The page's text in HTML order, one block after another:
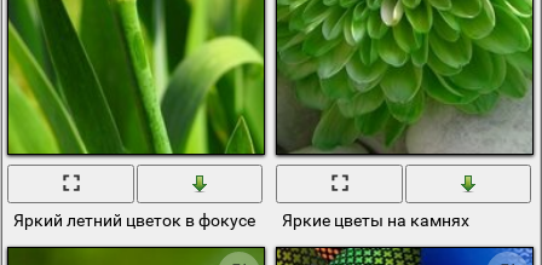
Яркий летний цветок в фокусе Яркие цветы на камнях